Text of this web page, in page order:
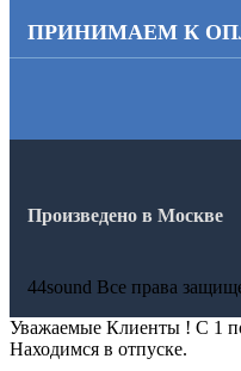
ПРИНИМАЕМ К
Произведено в Москве
44sound Все права
Уважаемые Клиенты ! С 1
Находимся в отпуске.